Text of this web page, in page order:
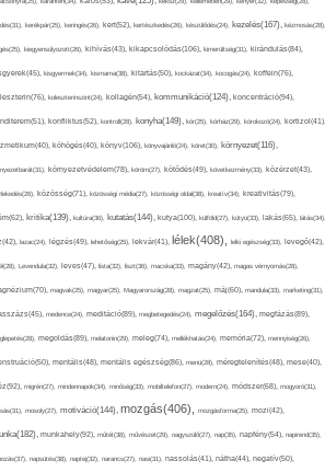
kerékpár(25), keringés(26), kert(52), kertészkedés(26), készülődés(24), kezelés(167), kézmosás(28),
kiegyensúlyozott(26), kihívás(43), kikapcsolódás(106), kimerültség(31), kirándulás(84),
kisgyermek(34), kismama(38), kitartás(50), kockázat(34), kocogás(24), koffein(76),
koleszterinszint(24), kollagén(54), kommunikáció(124), koncentráció(94),
konfliktus(52), kontroll(28), konyha(149), kór(25), kórház(29), kórokozó(24), kortizol(41),
köhögés(40), könyv(106), könyvajánló(24), köret(30), környezet(116),
környezetvédelem(78), köröm(27), kötődés(49), következmény(33), közérzet(43),
közösség(71), közösségi média(27), közösségi oldal(38), kreatív(34), kreativitás(79),
kritika(139), kultúra(36), kutatás(144), kutya(100), külföld(27), kütyü(33), lakás(65), látás(34),
lazac(24), légzés(49), lehetőség(25), lekvár(41), lélek(408), lelki egészség(33), levegő(42),
Levendula(32), leves(47), lista(32), liszt(36), macska(33), magány(42), magas vérnyomás(28),
magvak(25), magyar(25), Magyarország(28), magzat(25), máj(60), mandula(33), marketing(31),
medence(24), meditáció(89), megbetegedés(24), megelőzés(164), megfázás(89),
megoldás(89), melatonin(29), meleg(74), mellékhatás(24), memória(72), mennyiség(26),
mentális(48), mentális egészség(86), menü(28), méregtelenítés(48), mese(40),
migrén(27), mindennapok(34), minőség(33), mobiltelefon(27), modern(24), módszer(68), mogyoró(31),
mosoly(27), motiváció(144), mozgás(406), mozgásforma(25), mozi(42),
munkahely(92), műtét(38), művészet(29), nagyszülő(27), nap(35), napfény(54), napirend(35),
napsütés(38), naptej(32), narancs(27), nasi(31), nassolás(41), nátha(44), negatív(50),